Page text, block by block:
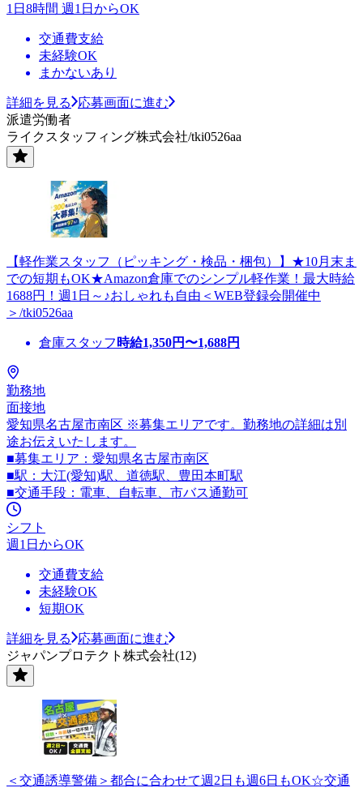
1日8時間 週1日からOK
交通費支給
未経験OK
まかないあり
詳細を見る
応募画面に進む
派遣労働者
ライクスタッフィング株式会社/tki0526aa
【軽作業スタッフ（ピッキング・検品・梱包）】★10月末ま
での短期もOK★Amazon倉庫でのシンプル軽作業！最大時給
1688円！週1日～♪おしゃれも自由＜WEB登録会開催中
＞/tki0526aa
倉庫スタッフ 時給1,350円〜1,688円
勤務地
面接地
愛知県名古屋市南区 ※募集エリアです。勤務地の詳細は別
途お伝えいたします。
■募集エリア：愛知県名古屋市南区
■駅：大江(愛知)駅、道徳駅、豊田本町駅
■交通手段：電車、自転車、市バス通勤可
シフト
週1日からOK
交通費支給
未経験OK
短期OK
詳細を見る
応募画面に進む
ジャパンプロテクト株式会社(12)
＜交通誘導警備＞都合に合わせて週2日も週6日もOK☆交通